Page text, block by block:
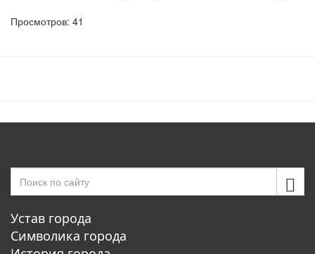
Просмотров: 41
Устав города
Символика города